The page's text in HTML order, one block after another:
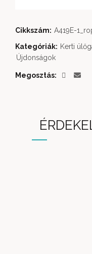
Cikkszám: A419E-
Kategóriák: Kerti
Újdonságok
Megosztás